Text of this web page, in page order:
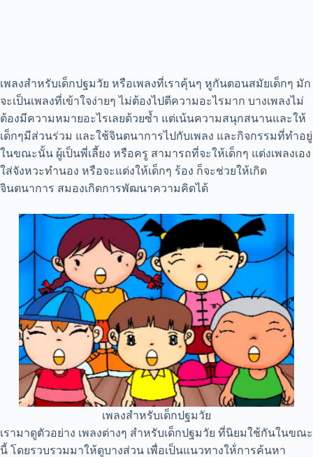
เพลงสำหรับเด็กปฐมวัย หรือเพลงที่เราคุ้นๆ หูกันตอนสมัยเด็กๆ มัก
จะเป็นเพลงที่เข้าใจง่ายๆ ไม่ต้องไปตีความอะไรมาก บางเพลงไม่
ต้องมีความหมายอะไรเลยด้วยซ้ำ แต่เน้นความสนุกสนานและให้
เด็กๆมีส่วนร่วม และใช้จินตนาการไปกับเพลง และกิจกรรมที่ทำอยู่
ในขณะนั้น ผู้เป็นพี่เลี้ยง หรือครู สามารถที่จะให้เด็กๆ แต่งเพลงเอง
ใส่จังหวะทำนอง หรือจะแต่งให้เด็กๆ ร้อง ก็จะช่วยให้เกิด
จินตนาการ สมองเกิดการพัฒนาความคิดได้
เพลงสำหรับเด็กปฐมวัย
เรามาดูตัวอย่าง เพลงต่างๆ สำหรับเด็กปฐมวัย ที่นิยมใช้กันในขณะ
นี้ โดยรวบรวมมาให้ดูบางส่วน เพื่อเป็นแนวทางให้่การค้นหา